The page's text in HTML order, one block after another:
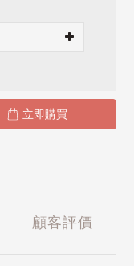
立即購買
顧客評價